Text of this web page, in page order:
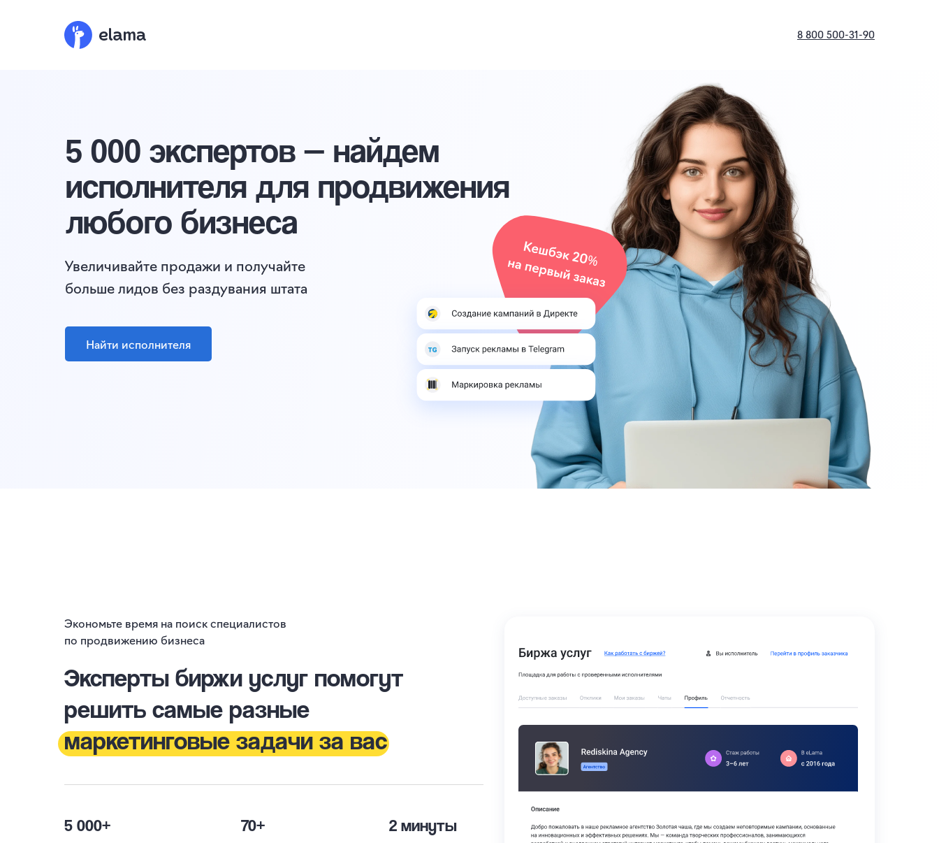
8 800 500-31-90
5 000 экспертов — найдем
исполнителя для продвижения
любого бизнеса
Увеличивайте продажи и получайте
больше лидов без раздувания штата
Найти исполнителя
Экономьте время на поиск специалистов
по продвижению бизнеса
Эксперты биржи услуг помогут
решить самые разные
маркетинговые задачи за вас
5 000+ 70+ 2 минуты